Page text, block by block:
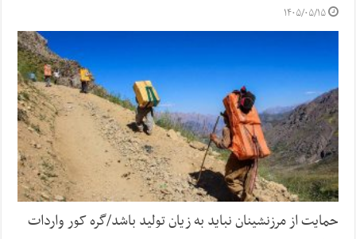
۱۴۰۵/۰۵/۱۵
حمایت از مرزنشینان نباید به زیان تولید باشد/گره کور واردات